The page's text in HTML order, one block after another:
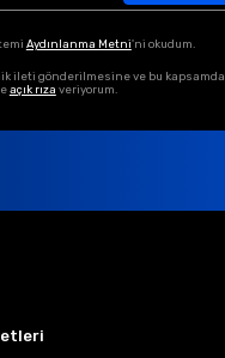
Aydınlanma Metni'ni okudum.
ileti gönderilmesine ve bu kapsamda
açık rıza veriyorum.